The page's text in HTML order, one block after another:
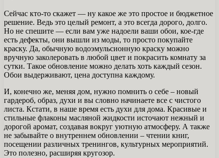
Сейчас кто-то скажет — ну какое же это простое и бюджетное
решение. Ведь это целый ремонт, а это всегда дорого, долго.
Но не спешите — если вам уже надоели ваши обои, кое-где
есть дефекты, они вышли из моды, то просто покупайте
краску. Да, обычную водоэмульсионную краску можно
вручную заколеровать в любой цвет и покрасить комнату за
сутки. Такое обновление можно делать хоть каждый сезон.
Обои выдерживают, цена доступна каждому.
И, конечно же, меняя дом, нужно помнить о себе – новый
гардероб, образ, духи и вы словно начинаете все с чистого
листа. Кстати, в наше время есть духи для дома. Красивые и
стильные флаконы масляной жидкости источают нежный и
дорогой аромат, создавая вокруг уютную атмосферу. А также
не забывайте о внутреннем обновлении – чтении книг,
посещении различных тренингов, культурных мероприятий.
Это полезно, расширяя кругозор.